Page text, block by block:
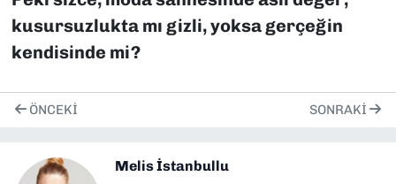
kusursuzlukta mı gizli, yoksa gerçeğin
kendisinde mi?
ÖNCEKI SONRAKI
Melis İstanbullu